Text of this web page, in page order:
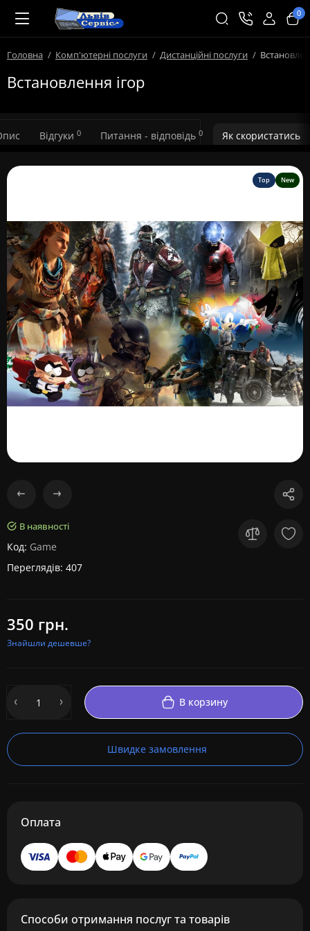
0
Головна Комп'ютерні послуги Дистанційні послуги
Встановлення ігор
Відгуки 0 Питання - відповідь 0 Як скористатись
Top New
В наявності
Код: Game
Переглядів: 407
350 грн.
Знайшли дешевше?
В корзину
Швидке замовлення
Оплата
Способи отримання послуг та товарів